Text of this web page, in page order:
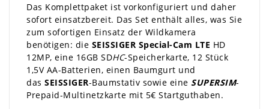
Das Komplettpaket ist vorkonfiguriert und daher
sofort einsatzbereit. Das Set enthält alles, was Sie
zum sofortigen Einsatz der Wildkamera
benötigen: die SEISSIGER Special-Cam LTE HD
12MP, eine 16GB SDHC-Speicherkarte, 12 Stück
1,5V AA-Batterien, einen Baumgurt und
das SEISSIGER-Baumstativ sowie eine SUPERSIM-
Prepaid-Multinetzkarte mit 5€ Startguthaben.